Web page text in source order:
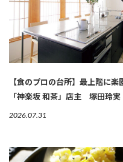
【食のプロの台所】最上階に楽
「神楽坂 和茶」店主 塚田玲実
2026.07.31